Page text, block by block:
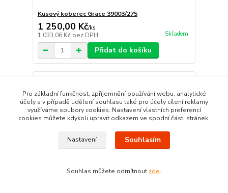
Kusový koberec Grace 39003/275
1 250,00 Kč/ks
1 033,06 Kč bez DPH Skladem
Přidat do košíku
Pro základní funkčnost, zpříjemnění používání webu, analytické
účely a v případě udělení souhlasu také pro účely cílení reklamy
využíváme soubory cookies. Nastavení vlastních preferencí
cookies můžete kdykoli upravit odkazem ve spodní části stránek.
Nastavení Souhlasím
Souhlas můžete odmítnout zde.